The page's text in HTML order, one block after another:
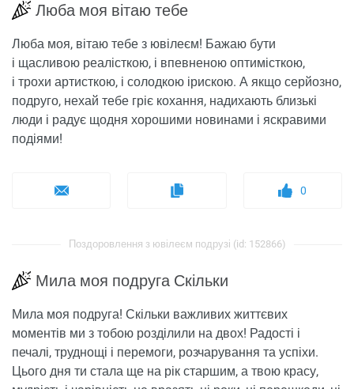
Люба моя вітаю тебе
Люба моя, вітаю тебе з ювілеєм! Бажаю бути
і щасливою реалісткою, і впевненою оптимісткою,
і трохи артисткою, і солодкою ірискою. А якщо серйозно,
подруго, нехай тебе гріє кохання, надихають близькі
люди і радує щодня хорошими новинами і яскравими
подіями!
0
Поздоровлення з ювілеєм подрузі (id: 152866)
Мила моя подруга Скільки
Мила моя подруга! Скільки важливих життєвих
моментів ми з тобою розділили на двох! Радості і
печалі, труднощі і перемоги, розчарування та успіхи.
Цього дня ти стала ще на рік старшим, а твою красу,